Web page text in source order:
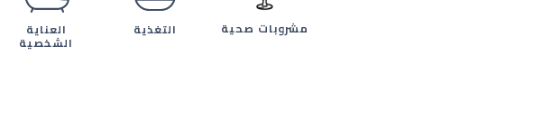
مشروبات صحية التغذية العناية
الشخصية